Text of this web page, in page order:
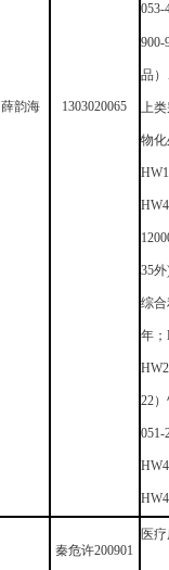
薛韵海 1303020065
053-
900-
品）
上
物
35
综
年；
22
051-
秦危许200901
医